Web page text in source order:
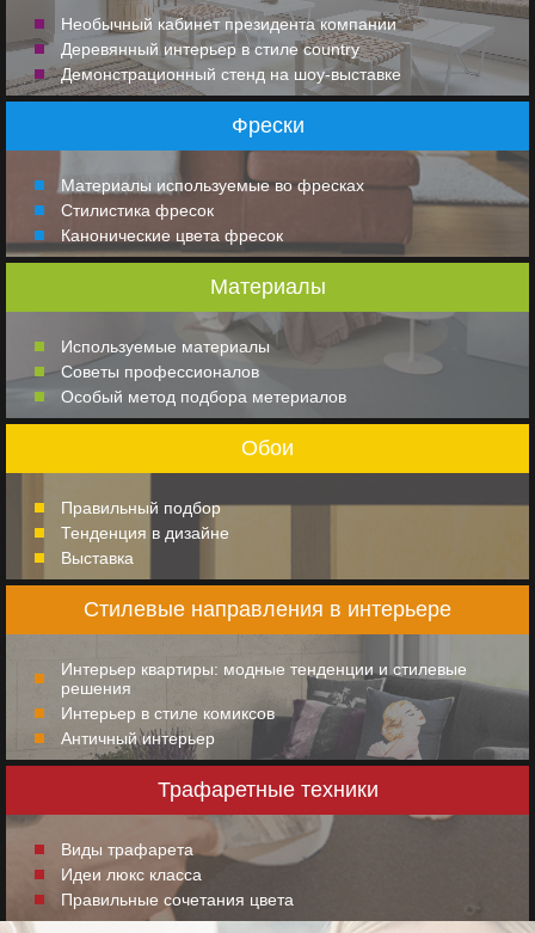
Необычный кабинет президента компании
Деревянный интерьер в стиле country
Демонстрационный стенд на шоу-выставке
Фрески
Материалы используемые во фресках
Стилистика фресок
Канонические цвета фресок
Материалы
Используемые материалы
Советы профессионалов
Особый метод подбора метериалов
Обои
Правильный подбор
Тенденция в дизайне
Выставка
Стилевые направления в интерьере
Интерьер квартиры: модные тенденции и стилевые
решения
Интерьер в стиле комиксов
Античный интерьер
Трафаретные техники
Виды трафарета
Идеи люкс класса
Правильные сочетания цвета